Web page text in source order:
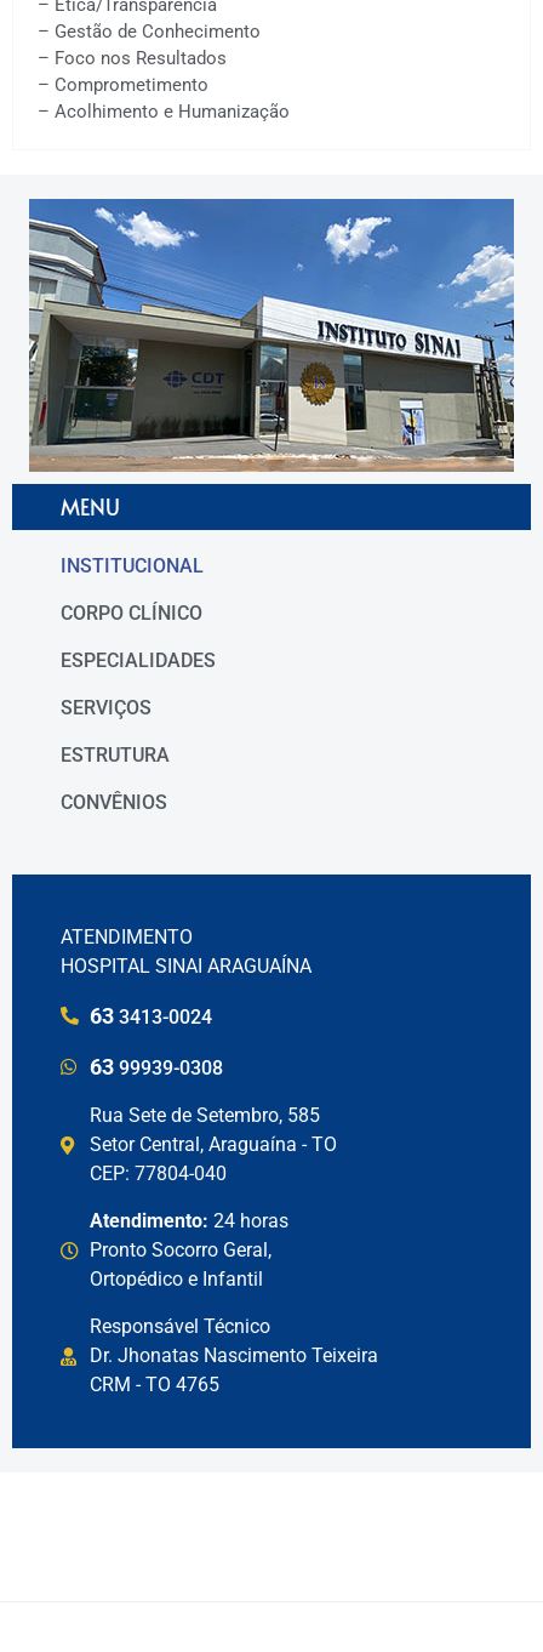
MENU
INSTITUCIONAL
CORPO CLÍNICO
ESPECIALIDADES
SERVIÇOS
ESTRUTURA
CONVÊNIOS
ATENDIMENTO
HOSPITAL SINAI ARAGUAÍNA
633413-0024
6399939-0308
Rua Sete de Setembro, 585
Setor Central, Araguaína - TO
CEP: 77804-040
Atendimento: 24 horas
Pronto Socorro Geral,
Ortopédico e Infantil
Responsável Técnico
Dr. Jhonatas Nascimento Teixeira
CRM - TO 4765
– Ética/Transparência
– Gestão de Conhecimento
– Foco nos Resultados
– Comprometimento
– Acolhimento e Humanização